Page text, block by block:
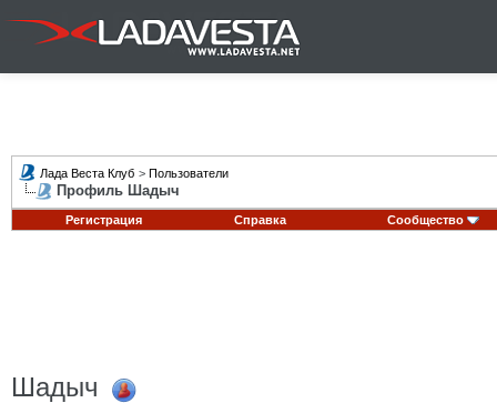
Лада Веста Клуб > Пользователи
Профиль Шадыч
Регистрация Справка Сообщество
Шадыч